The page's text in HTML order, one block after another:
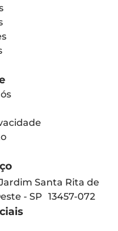
Santa Rita de
- SP 13457-072